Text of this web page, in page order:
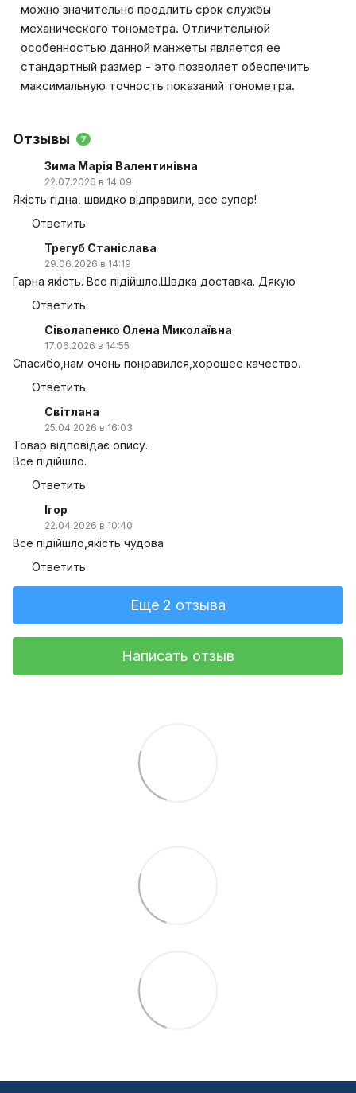
можно значительно продлить срок службы
механического тонометра. Отличительной
особенностью данной манжеты является ее
стандартный размер - это позволяет обеспечить
максимальную точность показаний тонометра.
Отзывы 7
Зима Марія Валентинівна
22.07.2026 в 14:09
Якість гідна, швидко відправили, все супер!
Ответить
Трегуб Станіслава
29.06.2026 в 14:19
Гарна якість. Все підійшло.Швдка доставка. Дякую
Ответить
Сіволапенко Олена Миколаївна
17.06.2026 в 14:55
Спасибо,нам очень понравился,хорошее качество.
Ответить
Світлана
25.04.2026 в 16:03
Товар відповідає опису.
Все підійшло.
Ответить
Ігор
22.04.2026 в 10:40
Все підійшло,якість чудова
Ответить
Еще 2 отзыва
Написать отзыв